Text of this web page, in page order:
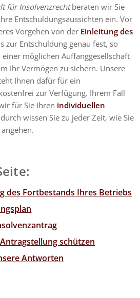
für Insolvenzrechtberaten wir Sie
Entschuldungsaussichten ein. Vor
Vorgehen von der Einleitung des
zur Entschuldung genau fest, so
möglichen Auffanggesellschaft
Ihr Vermögen zu sichern. Unsere
Ihnen dafür für ein
zur Verfügung. Ihrem Fall
für Sie Ihren individuellen
wissen Sie zu jeder Zeit, wie Sie
des Fortbestands Ihres Betriebs
schützen
Antworten